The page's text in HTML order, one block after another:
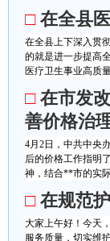
□ 在全县
在全县上下深入贯
的就是进一步提高
医疗卫生事业高质
□ 在市发
善价格治
4月2日，中共中央
后的价格工作指明
神，结合**市的实
□ 在规范
大家上午好！今天
服务质量，切实维